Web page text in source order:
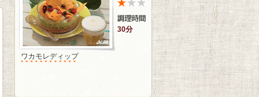
30分
ワカモレディップ